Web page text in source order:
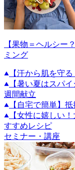
【果物＝ヘルシー
ミング
【汗から肌を守
【暑い夏はスパ
週間献立
【自宅で簡単】
【女性に嬉しい
すすめレシピ
セミナー・講座